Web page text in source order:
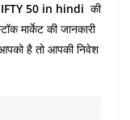
50 in hindi की
मार्केट की जानकारी
आपको है तो आपकी निवेश